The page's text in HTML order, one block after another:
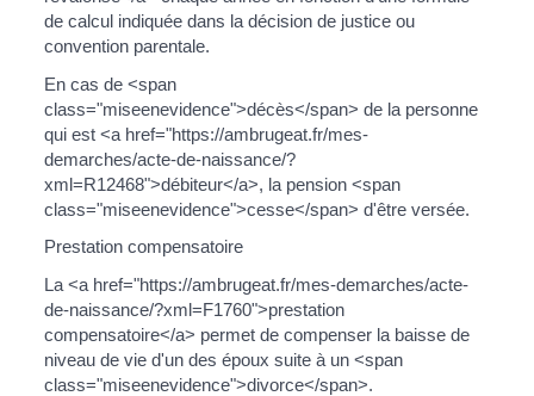
de calcul indiquée dans la décision de justice ou
convention parentale.
En cas de <span
class="miseenevidence">décès</span> de la personne
qui est <a href="https://ambrugeat.fr/mes-
demarches/acte-de-naissance/?
xml=R12468">débiteur</a>, la pension <span
class="miseenevidence">cesse</span> d'être versée.
Prestation compensatoire
La <a href="https://ambrugeat.fr/mes-demarches/acte-
de-naissance/?xml=F1760">prestation
compensatoire</a> permet de compenser la baisse de
niveau de vie d'un des époux suite à un <span
class="miseenevidence">divorce</span>.